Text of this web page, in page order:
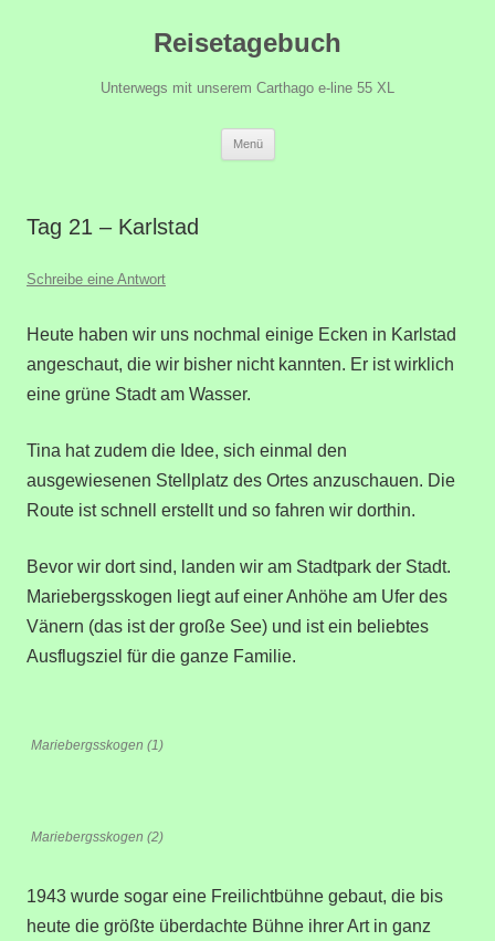
Reisetagebuch
Unterwegs mit unserem Carthago e-line 55 XL
Menü
Tag 21 – Karlstad
Schreibe eine Antwort
Heute haben wir uns nochmal einige Ecken in Karlstad
angeschaut, die wir bisher nicht kannten. Er ist wirklich
eine grüne Stadt am Wasser.
Tina hat zudem die Idee, sich einmal den
ausgewiesenen Stellplatz des Ortes anzuschauen. Die
Route ist schnell erstellt und so fahren wir dorthin.
Bevor wir dort sind, landen wir am Stadtpark der Stadt.
Mariebergsskogen liegt auf einer Anhöhe am Ufer des
Vänern (das ist der große See) und ist ein beliebtes
Ausflugsziel für die ganze Familie.
Mariebergsskogen (1)
Mariebergsskogen (2)
1943 wurde sogar eine Freilichtbühne gebaut, die bis
heute die größte überdachte Bühne ihrer Art in ganz